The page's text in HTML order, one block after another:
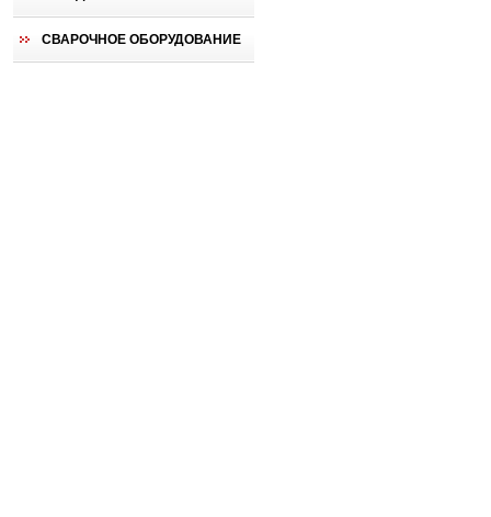
СВАРОЧНОЕ ОБОРУДОВАНИЕ